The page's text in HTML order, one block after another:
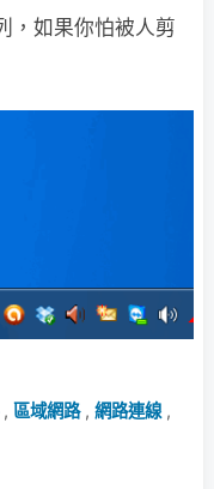
，如果你怕被人剪
, 區域網路, 網路連線 ,